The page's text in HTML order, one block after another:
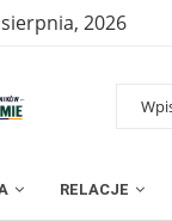
2026
RELACJE